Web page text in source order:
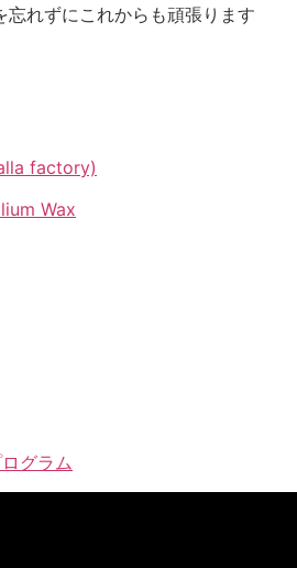
忘れずにこれからも頑張ります
factory)
Wax
グラム